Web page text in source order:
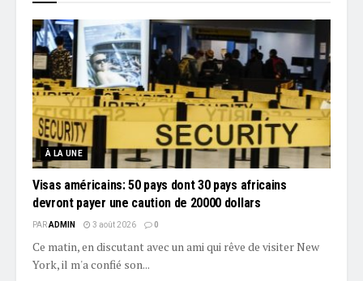
À LA UNE
Visas américains: 50 pays dont 30 pays africains
devront payer une caution de 20000 dollars
PARADMIN 3 août 2026 0
Ce matin, en discutant avec un ami qui rêve de visiter New
York, il m'a confié son...